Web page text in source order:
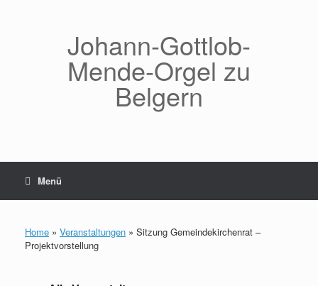
Johann-Gottlob-
Mende-Orgel zu
Belgern
Menü
Home » Veranstaltungen » Sitzung Gemeindekirchenrat –
Projektvorstellung